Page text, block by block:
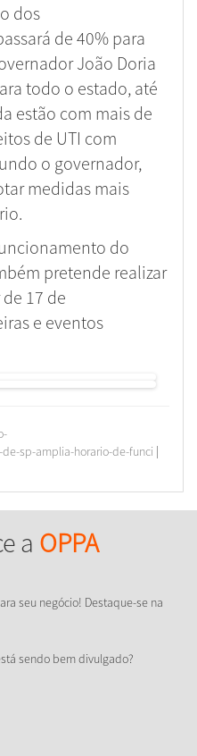
dos
de 40% para
João Doria
todo o estado, até
estão com mais de
de UTI com
o governador,
medidas mais
do
pretende realizar
17 de
e eventos
sp-amplia-horario-de-funci |
a OPPA
seu negócio! Destaque-se na
sendo bem divulgado?